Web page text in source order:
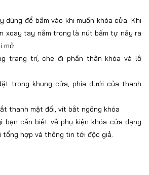
dùng để bấm vào khi muốn khóa cửa. Khi
xoay tay nắm trong là nút bấm tự nảy ra
mở.
trang trí, che đi phần thân khóa và lỗ
trong khung cửa, phía dưới của thanh
thanh mặt đối, vít bắt ngõng khóa
cần biết về phụ kiện khóa cửa dạng
tổng hợp và thông tin tới độc giả.